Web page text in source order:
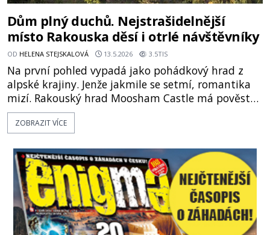
Dům plný duchů. Nejstrašidelnější
místo Rakouska děsí i otrlé návštěvníky
OD HELENA STEJSKALOVÁ 13.5.2026 3.5TIS
Na první pohled vypadá jako pohádkový hrad z
alpské krajiny. Jenže jakmile se setmí, romantika
mizí. Rakouský hrad Moosham Castle má pověst
nejděsivějšího domu v celé zemi. Lidé tu údajně
slyší kroky v prázdných chodbách, šeptání ze zdí i
temná minulost mohla zanechat něco, co se
dodnes nepodařilo vysvětlit. Kamenný hrad stojí v
horách Salcburska u
ZOBRAZIT VÍCE